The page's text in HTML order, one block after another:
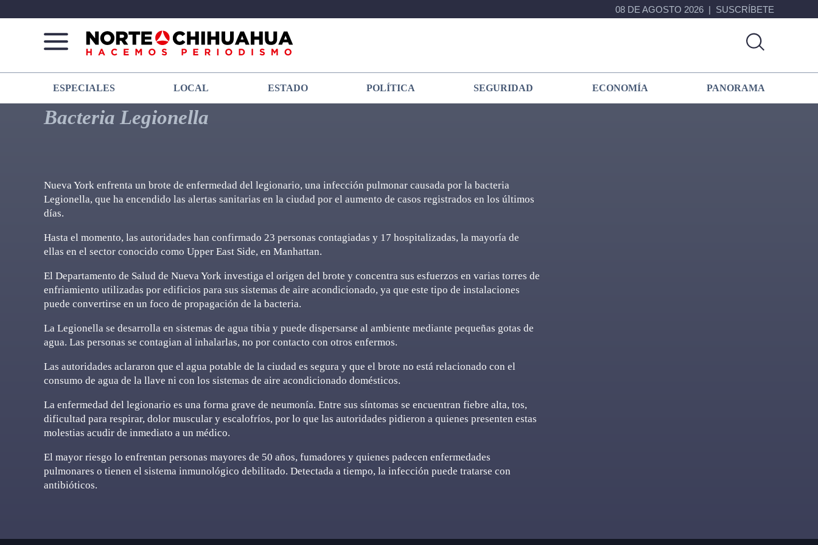
08 DE AGOSTO 2026 SUSCRÍBETE
Norte
De
Chihuahua
Más
que
noticias,
hacemos periodismo
ESPECIALES LOCAL ESTADO POLÍTICA SEGURIDAD ECONOMÍA PANORAMA
Bacteria Legionella
Nueva York enfrenta un brote de enfermedad del legionario, una infección pulmonar causada por la bacteria
Legionella, que ha encendido las alertas sanitarias en la ciudad por el aumento de casos registrados en los últimos
días.
Hasta el momento, las autoridades han confirmado 23 personas contagiadas y 17 hospitalizadas, la mayoría de
ellas en el sector conocido como Upper East Side, en Manhattan.
El Departamento de Salud de Nueva York investiga el origen del brote y concentra sus esfuerzos en varias torres de
enfriamiento utilizadas por edificios para sus sistemas de aire acondicionado, ya que este tipo de instalaciones
puede convertirse en un foco de propagación de la bacteria.
La Legionella se desarrolla en sistemas de agua tibia y puede dispersarse al ambiente mediante pequeñas gotas de
agua. Las personas se contagian al inhalarlas, no por contacto con otros enfermos.
Las autoridades aclararon que el agua potable de la ciudad es segura y que el brote no está relacionado con el
consumo de agua de la llave ni con los sistemas de aire acondicionado domésticos.
La enfermedad del legionario es una forma grave de neumonía. Entre sus síntomas se encuentran fiebre alta, tos,
dificultad para respirar, dolor muscular y escalofríos, por lo que las autoridades pidieron a quienes presenten estas
molestias acudir de inmediato a un médico.
El mayor riesgo lo enfrentan personas mayores de 50 años, fumadores y quienes padecen enfermedades
pulmonares o tienen el sistema inmunológico debilitado. Detectada a tiempo, la infección puede tratarse con
antibióticos.